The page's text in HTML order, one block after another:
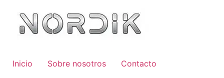
Inicio Sobre nosotros
Contacto